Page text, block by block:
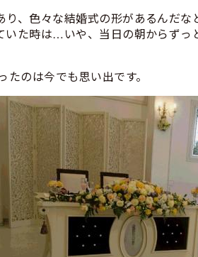
り、色々な結婚式の形があるんだ
いた時は…いや、当日の朝からずっ
のは今でも思い出です。